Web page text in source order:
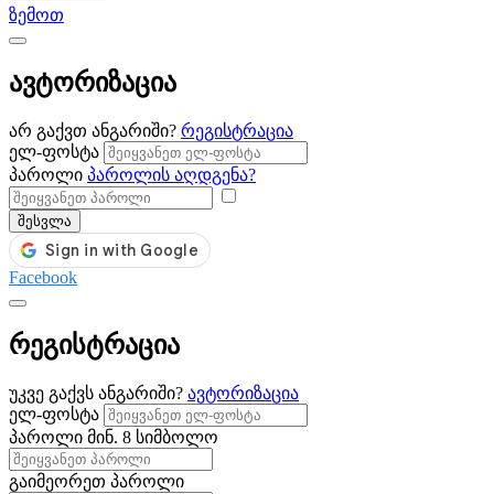
ზემოთ
ავტორიზაცია
არ გაქვთ ანგარიში? რეგისტრაცია
ელ-ფოსტა
პაროლი პაროლის აღდგენა?
შესვლა
Facebook
რეგისტრაცია
უკვე გაქვს ანგარიში? ავტორიზაცია
ელ-ფოსტა
პაროლი მინ. 8 სიმბოლო
გაიმეორეთ პაროლი